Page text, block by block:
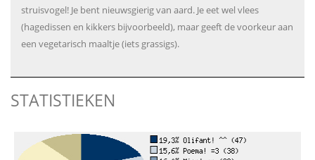
struisvogel! Je bent nieuwsgierig van aard. Je eet wel vlees
(hagedissen en kikkers bijvoorbeeld), maar geeft de voorkeur aan
een vegetarisch maaltje (iets grassigs).
STATISTIEKEN